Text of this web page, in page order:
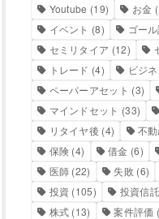
Youtube (19) お金
イベント (8) ゴー
セミリタイア (12)
トレード (4) ビジネ
ペーパーアセット (3)
マインドセット (33)
リタイヤ後 (4) 不
保険 (4) 借金 (6)
医師 (22) 失敗 (6)
投資 (105) 投資信託
株式 (13) 案件評価